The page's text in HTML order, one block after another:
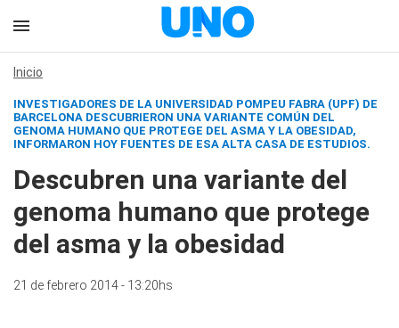
Inicio
INVESTIGADORES DE LA UNIVERSIDAD POMPEU FABRA (UPF) DE
BARCELONA DESCUBRIERON UNA VARIANTE COMÚN DEL
GENOMA HUMANO QUE PROTEGE DEL ASMA Y LA OBESIDAD,
INFORMARON HOY FUENTES DE ESA ALTA CASA DE ESTUDIOS.
Descubren una variante del
genoma humano que protege
del asma y la obesidad
21 de febrero 2014 - 13:20hs